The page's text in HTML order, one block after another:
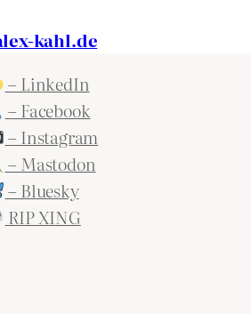
kahl.de
– LinkedIn
– Facebook
– Instagram
– Mastodon
– Bluesky
RIP XING